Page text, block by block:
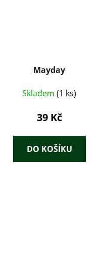
Mayday
Skladem (1 ks)
39 Kč
DO KOŠÍKU